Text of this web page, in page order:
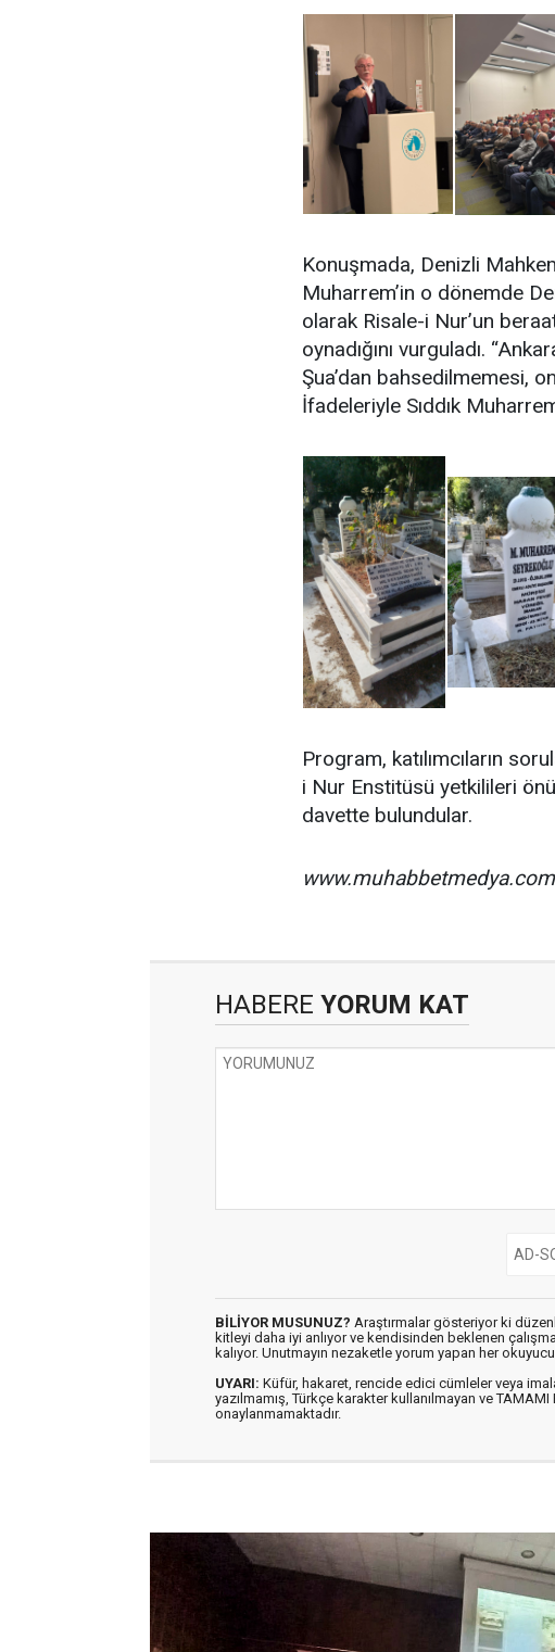
Konuşmada, Denizli
Muharrem’in o dönemde
olarak Risale-i Nur’un
oynadığını vurguladı.
Şua’dan bahsedilmemesi,
İfadeleriyle Sıddık
Program, katılımcıların
i Nur Enstitüsü yetkilileri
davette bulundular.
www.muhabbetmedya.com
HABERE YORUM KAT
BİLİYOR MUSUNUZ? Araştırmalar gösteriyor ki
kitleyi daha iyi anlıyor ve kendisinden beklenen
kalıyor. Unutmayın nezaketle yorum yapan her
UYARI: Küfür, hakaret, rencide edici cümleler veya
yazılmamış, Türkçe karakter kullanılmayan ve TAMAMI
onaylanmamaktadır.